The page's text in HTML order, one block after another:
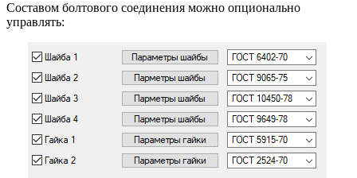
Составом болтового соединения можно опционально
управлять: